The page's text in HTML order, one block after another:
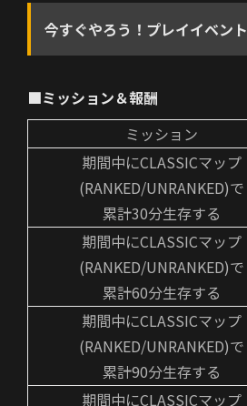
今すぐやろう！プレイイベント
■ミッション＆報酬
ミッション
期間中にCLASSICマップ
(RANKED/UNRANKED)で
累計30分生存する
期間中にCLASSICマップ
(RANKED/UNRANKED)で
累計60分生存する
期間中にCLASSICマップ
(RANKED/UNRANKED)で
累計90分生存する
期間中にCLASSICマップ